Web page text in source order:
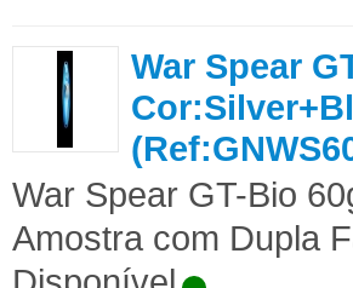
War Spear
War Spear GT-Bio
Amostra com Dupla